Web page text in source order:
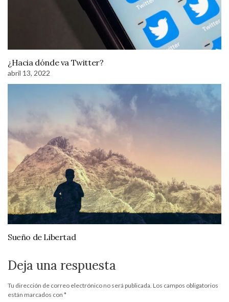
¿Hacia dónde va Twitter?
abril 13, 2022
Sueño de Libertad
Deja una respuesta
Tu dirección de correo electrónico no será publicada. Los campos obligatorios
están marcados con *